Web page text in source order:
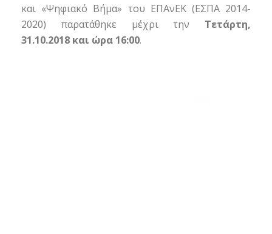
και «Ψηφιακό Βήμα» του ΕΠΑνΕΚ (ΕΣΠΑ 2014-
2020) παρατάθηκε μέχρι την Τετάρτη,
31.10.2018 και ώρα 16:00.